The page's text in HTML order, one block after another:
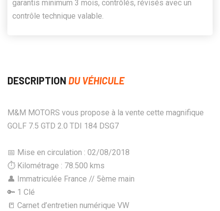
garantis minimum 3 mois, contrôlés, révisés avec un
contrôle technique valable.
DESCRIPTION DU VÉHICULE
M&M MOTORS vous propose à la vente cette magnifique
GOLF 7.5 GTD 2.0 TDI 184 DSG7
📅 Mise en circulation : 02/08/2018
⏱️ Kilométrage : 78.500 kms
👤 Immatriculée France // 5ème main
🔑 1 Clé
📒 Carnet d’entretien numérique VW